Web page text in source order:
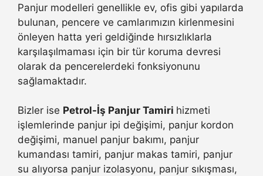
Panjur modelleri genellikle ev, ofis gibi yapılarda
bulunan, pencere ve camlarımızın kirlenmesini
önleyen hatta yeri geldiğinde hırsızlıklarla
karşılaşılmaması için bir tür koruma devresi
olarak da pencerelerdeki fonksiyonunu
sağlamaktadır.
Bizler ise Petrol-İş Panjur Tamiri hizmeti
işlemlerinde panjur ipi değişimi, panjur kordon
değişimi, manuel panjur bakımı, panjur
kumandası tamiri, panjur makas tamiri, panjur
su alıyorsa panjur izolasyonu, panjur sıkışması,